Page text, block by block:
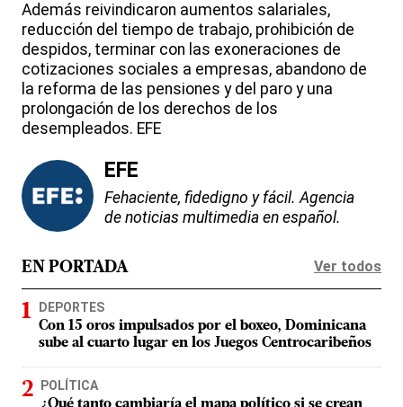
Además reivindicaron aumentos salariales,
reducción del tiempo de trabajo, prohibición de
despidos, terminar con las exoneraciones de
cotizaciones sociales a empresas, abandono de
la reforma de las pensiones y del paro y una
prolongación de los derechos de los
desempleados. EFE
EFE
Fehaciente, fidedigno y fácil. Agencia
de noticias multimedia en español.
EN PORTADA Ver todos
DEPORTES
Con 15 oros impulsados por el boxeo, Dominicana
sube al cuarto lugar en los Juegos Centrocaribeños
POLÍTICA